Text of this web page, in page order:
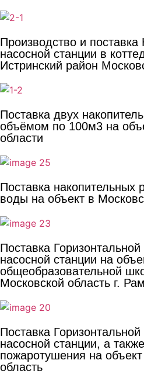
Производство и поставка
насосной станции в
Истринский район
Поставка двух
объёмом по 100м3 на
области
Поставка накопительных
воды на объект в
Поставка
насосной станции на
общеобразовательной
Московской область г.
Поставка
насосной станции, а
пожаротушения на
область